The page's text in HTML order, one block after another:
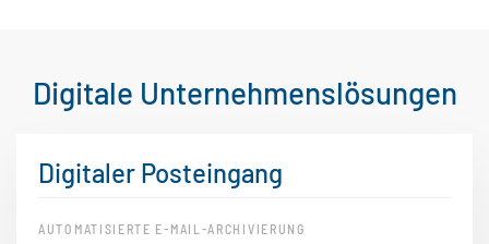
Digitale Unternehmenslösungen
Digitaler Posteingang
AUTOMATISIERTE E-MAIL-ARCHIVIERUNG